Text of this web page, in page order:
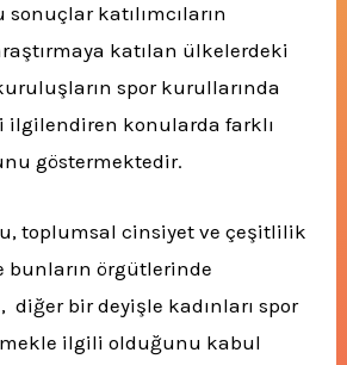
sonuçlar katılımcıların
katılan ülkelerdeki
spor kurullarında
konularda farklı
göstermektedir.
toplumsal cinsiyet ve çeşitlilik
bunların örgütlerinde
diğer bir deyişle kadınları spor
ilgili olduğunu kabul